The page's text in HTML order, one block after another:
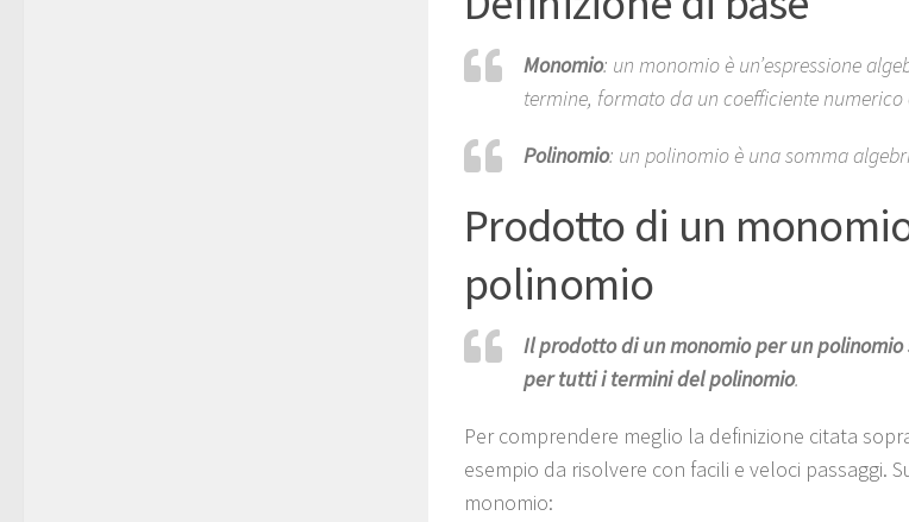
Monomio: un monomio è un’espressione
termine, formato da un coefficiente numerico
Polinomio: un polinomio è una somma
Prodotto di un
polinomio
Il prodotto di un monomio per un
per tutti i termini del polinomio.
Per comprendere meglio la definizione citata
esempio da risolvere con facili e veloci passaggi.
monomio: